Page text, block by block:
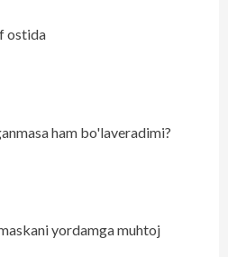
ostida
ham bo'laveradimi?
yordamga muhtoj